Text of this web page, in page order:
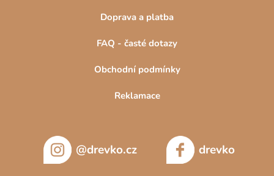
Doprava a platba
FAQ - časté dotazy
Obchodní podmínky
Reklamace
@drevko.cz drevko